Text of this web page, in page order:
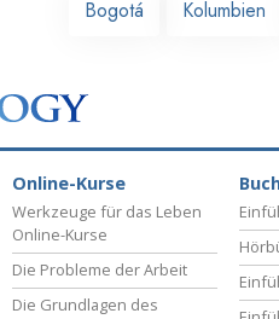
Bogotá
Kolumbien
Online-Kurse
Werkzeuge für das Leben
Online-Kurse
Die Probleme der Arbeit
Die Grundlagen des